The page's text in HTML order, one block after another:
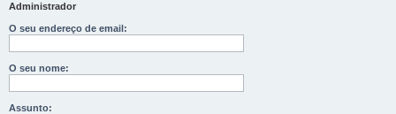
Administrador
O seu endereço de email:
O seu nome:
Assunto: